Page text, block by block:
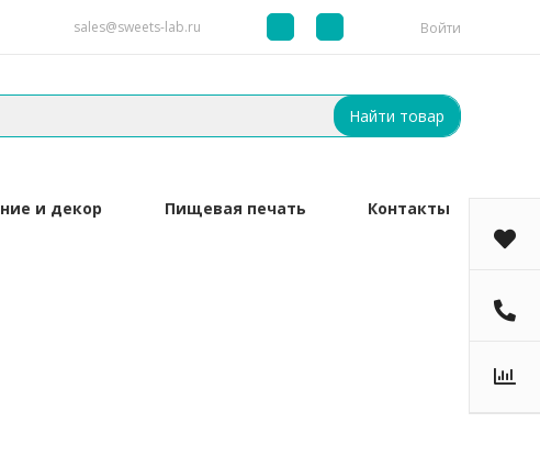
sales@sweets-lab.ru Войти
Найти товар
и декор Пищевая печать Контакты